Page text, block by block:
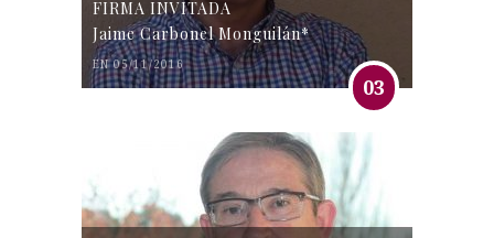
FIRMA INVITADA
Jaime Carbonel Monguilán*
EN 05/11/2016
03